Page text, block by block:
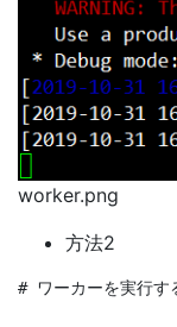
worker.png
方法2
# ワーカーを実行